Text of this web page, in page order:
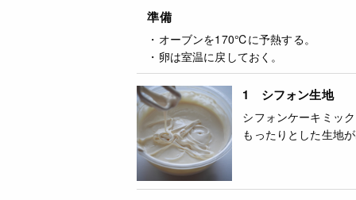
準備
・オーブンを170℃に予熱する。
・卵は室温に戻しておく。
1 シフォン生地
シフォンケーキミッ
もったりとした生地